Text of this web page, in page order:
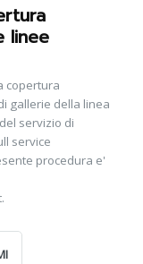
linee
copertura
gallerie della linea
servizio di
service
procedura e'